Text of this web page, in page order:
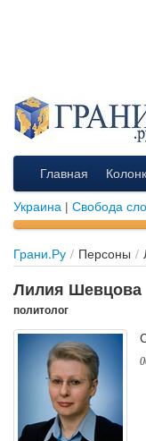
Главная
Украина | Свобода
Грани.Ру / Персоны /
Лилия Шевцова
политолог